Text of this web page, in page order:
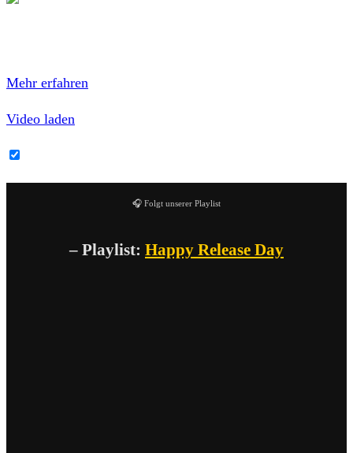
Mehr erfahren
Video laden
🎧 Folgt unserer Playlist
– Playlist: Happy Release Day